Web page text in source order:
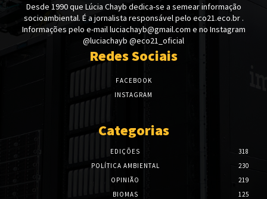
Desde 1990 que Lúcia Chayb dedica-se a semear informação
socioambiental. É a jornalista responsável pelo eco21.eco.br .
Informações pelo e-mail luciachayb@gmail.com e no Instagram
@luciachayb @eco21_oficial
Redes Sociais
FACEBOOK
INSTAGRAM
Categorias
EDIÇÕES
318
POLÍTICA AMBIENTAL
230
OPINIÃO
219
BIOMAS
125